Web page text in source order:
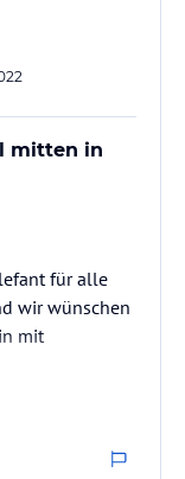
mitten in
für alle
wir wünschen
mit